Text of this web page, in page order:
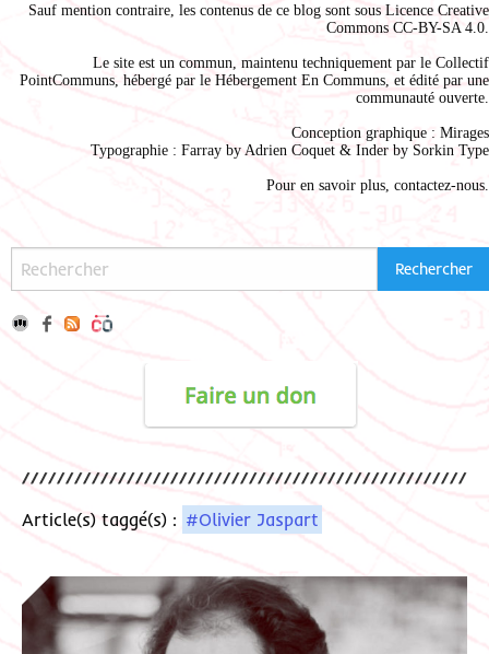
Sauf mention contraire, les contenus de ce blog sont sous Licence Creative
Commons CC-BY-SA 4.0
Le site est un commun, maintenu techniquement par le Collectif
PointCommuns , hébergé par le Hébergement En Communs , et édité par une
communauté ouverte.
Conception graphique : Mirages
Typographie : Farray by Adrien Coquet & Inder by Sorkin Type
Pour en savoir plus, contactez-nous
Article(s) taggé(s) : #Olivier Jaspart